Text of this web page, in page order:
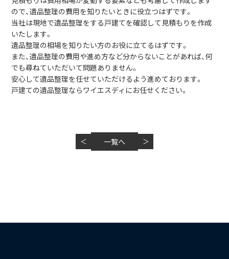
ので、遺品整理の費用を知りたいときに役立つはずです。
当社は現地で遺品整理をする戸建てを確認して見積もりを作成
いたします。
遺品整理の相場を知りたい方のお役に立てるはずです。
また、遺品整理の費用や進め方など分からないことがあれば、何
でも尋ねていただいて問題ありません。
安心して遺品整理を任せていただけるよう進めております。
戸建ての遺品整理ならワイエスディにお任せください。
＜ 一覧へ ＞